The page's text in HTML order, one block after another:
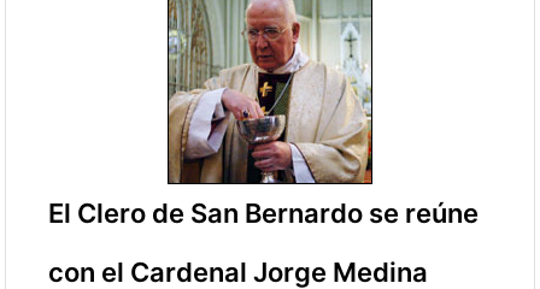
El Clero de San Bernardo se reúne
con el Cardenal Jorge Medina